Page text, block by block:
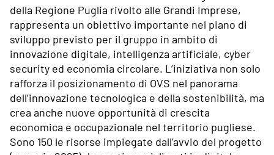
della Regione Puglia rivolto alle Grandi Imprese,
rappresenta un obiettivo importante nel piano di
sviluppo previsto per il gruppo in ambito di
innovazione digitale, intelligenza artificiale, cyber
security ed economia circolare. L’iniziativa non solo
rafforza il posizionamento di OVS nel panorama
dell’innovazione tecnologica e della sostenibilità, ma
crea anche nuove opportunità di crescita
economica e occupazionale nel territorio pugliese.
Sono 150 le risorse impiegate dall’avvio del progetto